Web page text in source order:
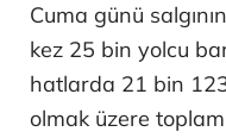
Cuma günü
kez 25 bin yolcu
hatlarda 21 bin
olmak üzere